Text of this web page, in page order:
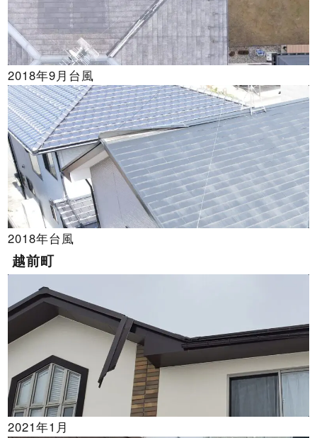
2018年9月台風
2018年台風
越前町
2021年1月